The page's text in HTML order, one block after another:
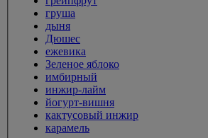
груша
дыня
Дюшес
ежевика
Зеленое яблоко
имбирный
инжир-лайм
йогурт-вишня
кактусовый инжир
карамель